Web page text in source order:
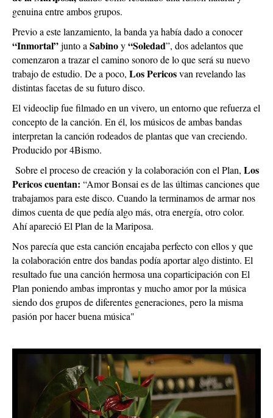
genuina entre ambos grupos.
Previo a este lanzamiento, la banda ya había dado a conocer
“Inmortal”junto a Sabinoy“Soledad”, dos adelantos que
comenzaron a trazar el camino sonoro de lo que será su nuevo
trabajo de estudio. De a poco, Los Pericosvan revelando las
distintas facetas de su futuro disco.
El videoclip fue filmado en un vivero, un entorno que refuerza el
concepto de la canción. En él, los músicos de ambas bandas
interpretan la canción rodeados de plantas que van creciendo.
Producido por 4Bismo.
Sobre el proceso de creación y la colaboración con el Plan, Los
Pericos cuentan: “Amor Bonsai es de las últimas canciones que
trabajamos para este disco. Cuando la terminamos de armar nos
dimos cuenta de que pedía algo más, otra energía, otro color.
Ahí apareció El Plan de la Mariposa.
Nos parecía que esta canción encajaba perfecto con ellos y que
la colaboración entre dos bandas podía aportar algo distinto. El
resultado fue una canción hermosa una coparticipación con El
Plan poniendo ambas improntas y mucho amor por la música
siendo dos grupos de diferentes generaciones, pero la misma
pasión por hacer buena música"